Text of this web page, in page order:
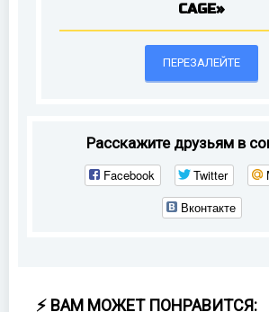
CAGE»
ПЕРЕЗАЛЕЙТЕ
Расскажите друзьям в
Facebook Twitter
Вконтакте
⚡ ВАМ МОЖЕТ ПОНРАВИТСЯ: